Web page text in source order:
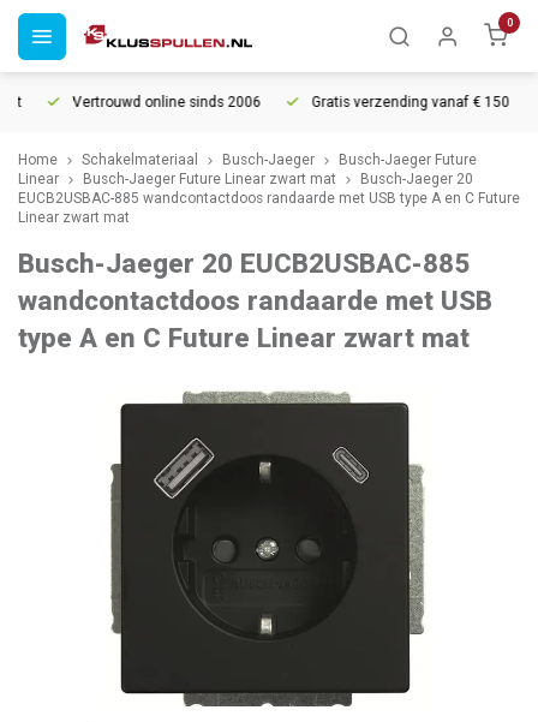
0
Vertrouwd online sinds 2006 Gratis verzending vanaf € 150
Home Schakelmateriaal Busch-Jaeger
Busch-Jaeger Future
Linear
Busch-Jaeger Future Linear zwart mat
Busch-Jaeger 20
EUCB2USBAC-885 wandcontactdoos randaarde met USB type A en C Future
Linear zwart mat
Busch-Jaeger 20 EUCB2USBAC-885
wandcontactdoos randaarde met USB
type A en C Future Linear zwart mat